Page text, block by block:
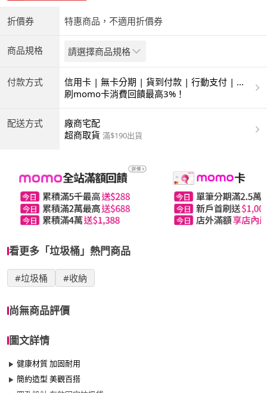
折價券 特惠商品，不適用折價券
商品規格 請選擇商品規格
付款方式
信用卡 | 無卡分期 | 貨到付款 | 行動支付 | 超
商付款 | ATM | 銀聯卡
刷momo卡消費回饋最高3%！
配送方式
廠商宅配
超商取貨 滿$190出貨
看更多「垃圾桶」熱門商品
#垃圾桶 #收納
尚無商品評價
圖文詳情
健康材質 加固耐用
簡約造型 美觀百搭